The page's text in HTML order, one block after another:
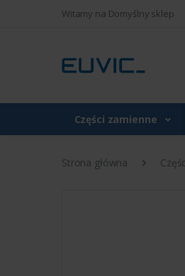
Witamy na Domyślny sklep
Części zamienne
Strona główna